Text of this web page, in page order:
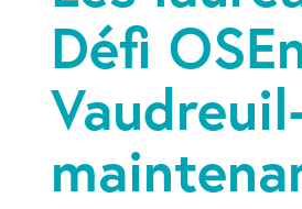
Défi